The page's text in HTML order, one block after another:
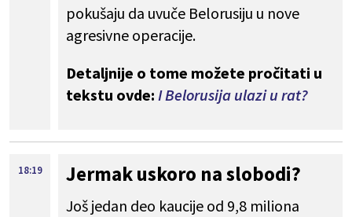
pokušaju da uvuče Belorusiju u nove
agresivne operacije.
Detaljnije o tome možete pročitati u
tekstu ovde: I Belorusija ulazi u rat?
18:19 Jermak uskoro na slobodi?
Još jedan deo kaucije od 9,8 miliona